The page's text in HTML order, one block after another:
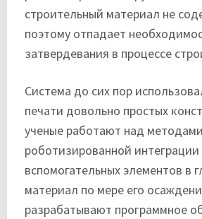
строительный материал не
поэтому отпадает
затвердевания в процессе
Система до сих пор
печати довольно простых
ученые работают над методами
роботизированной интеграции
вспомогательных элементов в
материал по мере его
разрабатывают программное